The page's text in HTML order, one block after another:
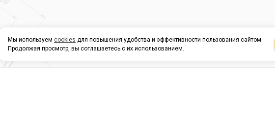
Мы используем cookies для повышения удобства и эффективности пользования сайтом.
Продолжая просмотр, вы соглашаетесь с их использованием.